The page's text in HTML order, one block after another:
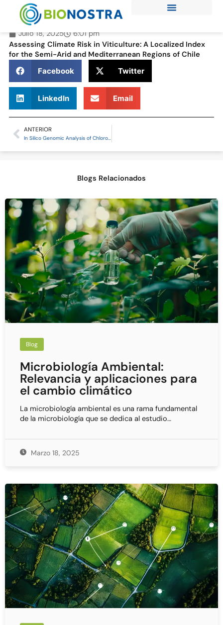
Julio 18, 2025
6:01 pm
Assessing Climate Risk in Viticulture: A Localized Index
for the Semi-Arid and Mediterranean Regions of Chile
Facebook
Twitter
LinkedIn Email
Prev
ANTERIOR
In Silico Genomic Analysis of Chloroplast DNA in Vitis Vinifera L.: Identification of Key Regions for DNA Coding
Blogs Relacionados
Blog
Microbiología Ambiental:
Relevancia y aplicaciones para
el cambio climático
La microbiología ambiental es una rama fundamental
de la microbiología que se dedica al estudio…
Marzo 18, 2025